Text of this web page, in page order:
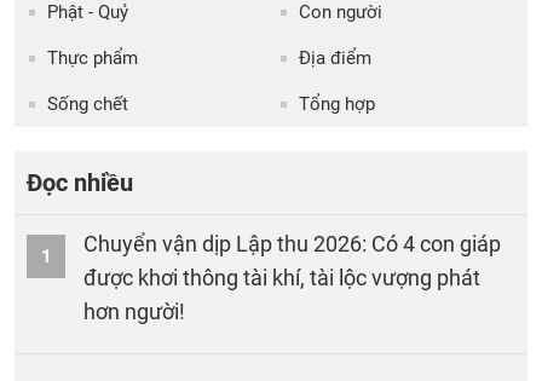
Phật - Quỷ Con người
Thực phẩm Địa điểm
Sống chết Tổng hợp
Đọc nhiều
1
Chuyển vận dịp Lập thu 2026: Có 4 con giáp
được khơi thông tài khí, tài lộc vượng phát
hơn người!